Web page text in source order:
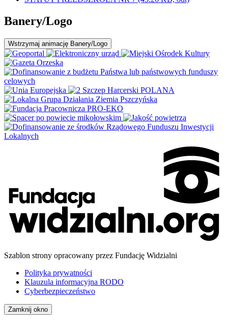
Banery/Logo
Wstrzymaj animację Banery/Logo
Szablon strony opracowany przez Fundację Widzialni
Polityka prywatności
Klauzula informacyjna RODO
Cyberbezpieczeństwo
Zamknij okno